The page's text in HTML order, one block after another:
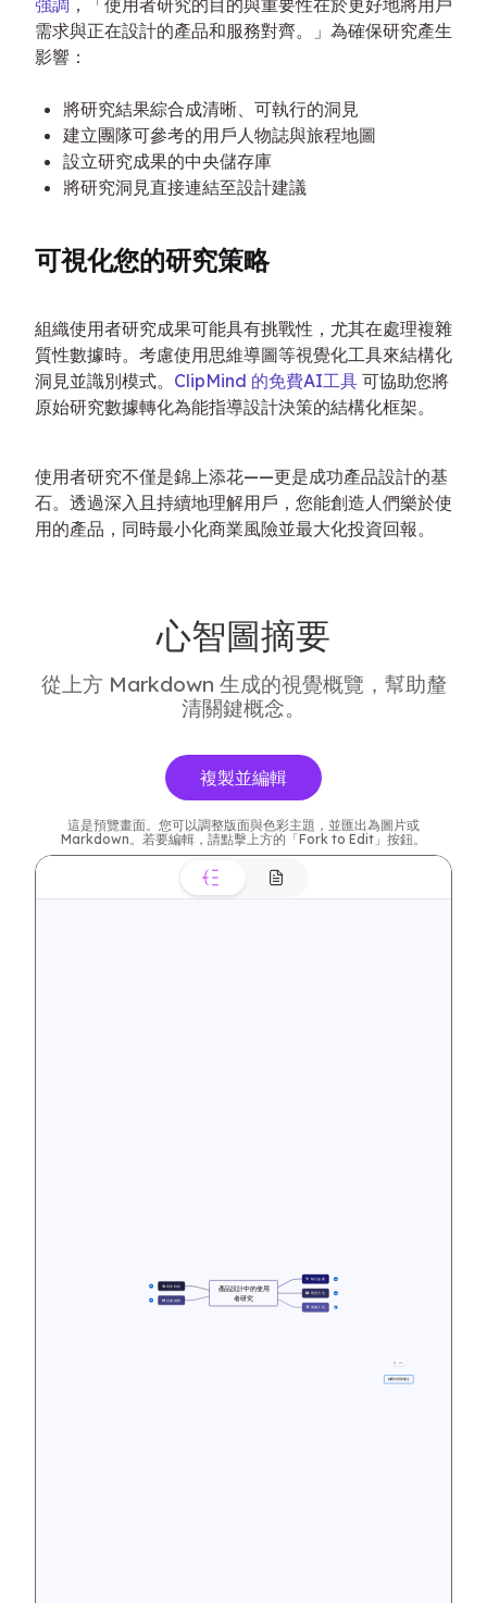
強調 ，「使用者研究的目的與重要性在於更好地將用戶
需求與正在設計的產品和服務對齊。」為確保研究產生
影響：
將研究結果綜合成清晰、可執行的洞見
建立團隊可參考的用戶人物誌與旅程地圖
設立研究成果的中央儲存庫
將研究洞見直接連結至設計建議
可視化您的研究策略
組織使用者研究成果可能具有挑戰性，尤其在處理複雜
質性數據時。考慮使用思維導圖等視覺化工具來結構化
洞見並識別模式。 ClipMind 的免費AI工具 可協助您將
原始研究數據轉化為能指導設計決策的結構化框架。
使用者研究不僅是錦上添花——更是成功產品設計的基
石。透過深入且持續地理解用戶，您能創造人們樂於使
用的產品，同時最小化商業風險並最大化投資回報。
心智圖摘要
從上方 Markdown 生成的視覺概覽，幫助釐
清關鍵概念。
複製並編輯
這是預覽畫面。您可以調整版面與色彩主題，並匯出為圖片或
Markdown。若要編輯，請點擊上方的「Fork to Edit」按鈕。
🎯 核心益處 12
🔄 研究時程
📊 研究方法 18
🚧 克服挑戰
🛠️ 實施工具 5
產品設計中的使用
者研究
結構化框架建立